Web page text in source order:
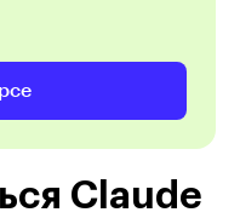
Claude